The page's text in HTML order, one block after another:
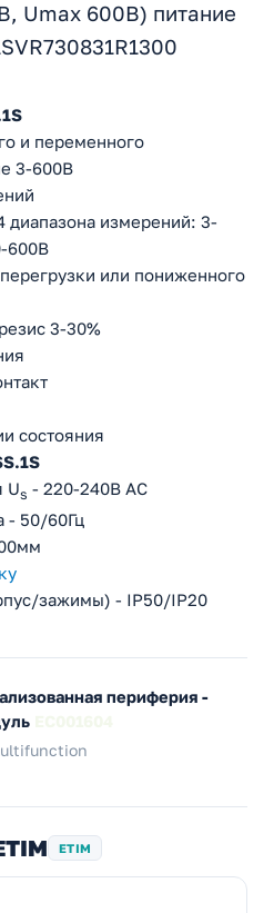
Umax 600B) питание
и переменного
3-600В
диапазона измерений: 3-
600В
или пониженного
3-30%
состояния
Us - 220-240В AC
- 50/60Гц
зажимы) - IP50/IP20
периферия -
ETIM